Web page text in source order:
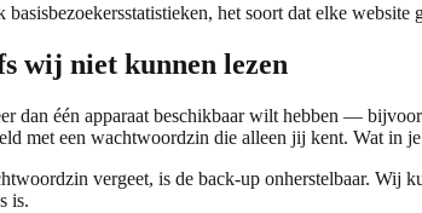
het soort dat elke
wij niet kunnen lezen
dan één apparaat beschikbaar wilt hebben —
met een wachtwoordzin die alleen jij kent. Wat in
vergeet, is de back-up onherstelbaar. Wij
is.